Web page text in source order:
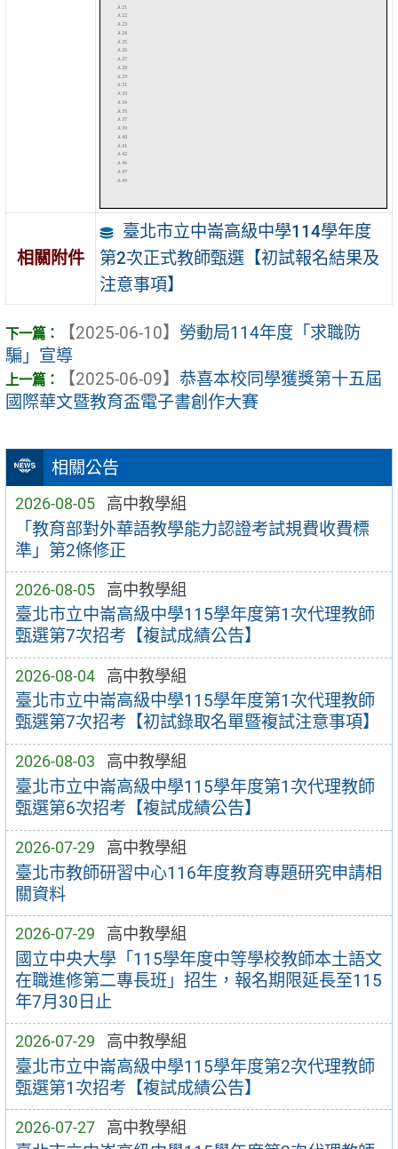
相關公告
2026-08-05 高中教學組
「教育部對外華語教學能力認證考試規費收費標
準」第2條修正
2026-08-05 高中教學組
臺北市立中崙高級中學115學年度第1次代理教師
甄選第7次招考【複試成績公告】
2026-08-04 高中教學組
臺北市立中崙高級中學115學年度第1次代理教師
甄選第7次招考【初試錄取名單暨複試注意事項】
2026-08-03 高中教學組
臺北市立中崙高級中學115學年度第1次代理教師
甄選第6次招考【複試成績公告】
2026-07-29 高中教學組
臺北市教師研習中心116年度教育專題研究申請相
關資料
2026-07-29 高中教學組
國立中央大學「115學年度中等學校教師本土語文
在職進修第二專長班」招生，報名期限延長至115
年7月30日止
2026-07-29 高中教學組
臺北市立中崙高級中學115學年度第2次代理教師
甄選第1次招考【複試成績公告】
2026-07-27 高中教學組
相關附件
臺北市立中崙高級中學114學年度
第2次正式教師甄選【初試報名結果及
注意事項】
【2025-06-10】 勞動局114年度「求職防
騙」宣導
【2025-06-09】 恭喜本校同學獲獎第十五屆
國際華文暨教育盃電子書創作大賽